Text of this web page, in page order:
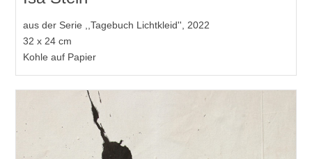
aus der Serie ,,Tagebuch Lichtkleid'', 2022
32 x 24 cm
Kohle auf Papier